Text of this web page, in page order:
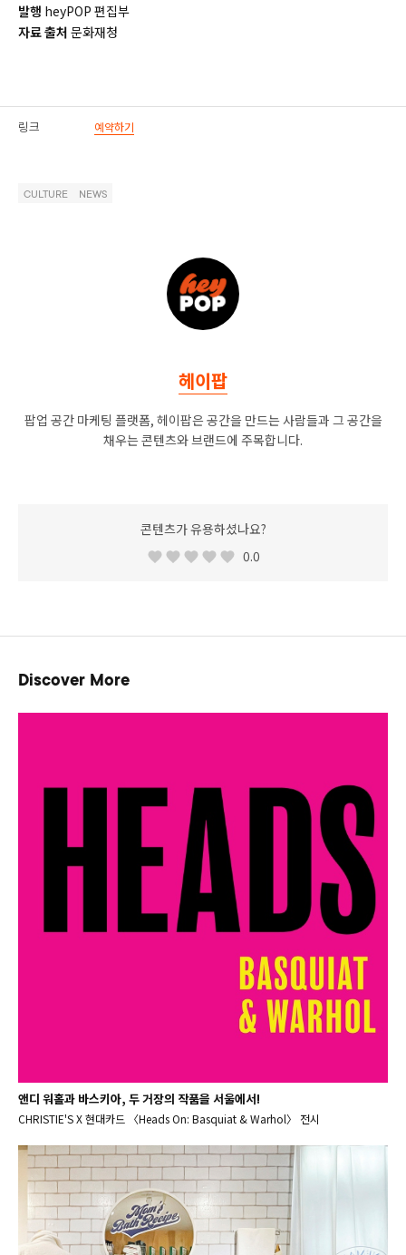
발행 heyPOP 편집부
자료 출처 문화재청
링크 예약하기
CULTURE NEWS
헤이팝
팝업 공간 마케팅 플랫폼, 헤이팝은 공간을 만드는 사람들과 그 공간을
채우는 콘텐츠와 브랜드에 주목합니다.
콘텐츠가 유용하셨나요?
0.0
Discover More
앤디 워홀과 바스키아, 두 거장의 작품을 서울에서!
CHRISTIE'S X 현대카드 〈Heads On: Basquiat & Warhol〉 전시